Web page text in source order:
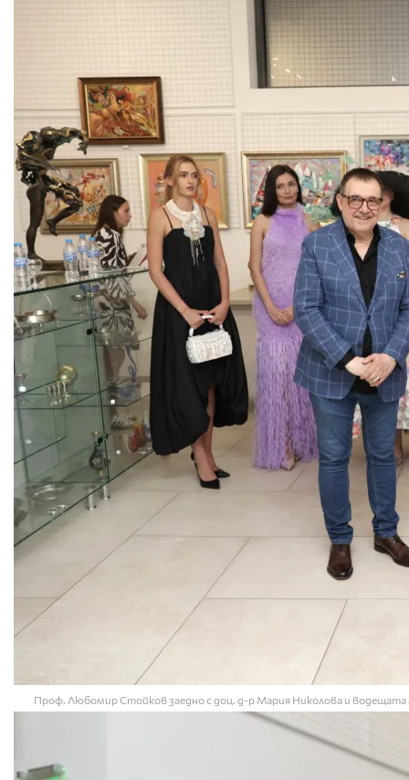
Проф. Любомир Стойков заедно с доц. д-р Мария Николова и водещата